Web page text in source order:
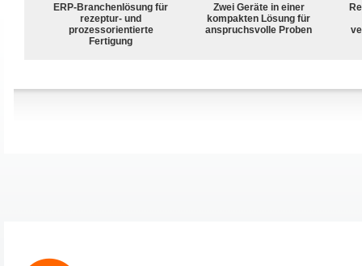
ERP-Branchenlösung für
rezeptur- und
prozessorientierte
Fertigung
Zwei Geräte in einer
kompakten Lösung für
anspruchsvolle Proben